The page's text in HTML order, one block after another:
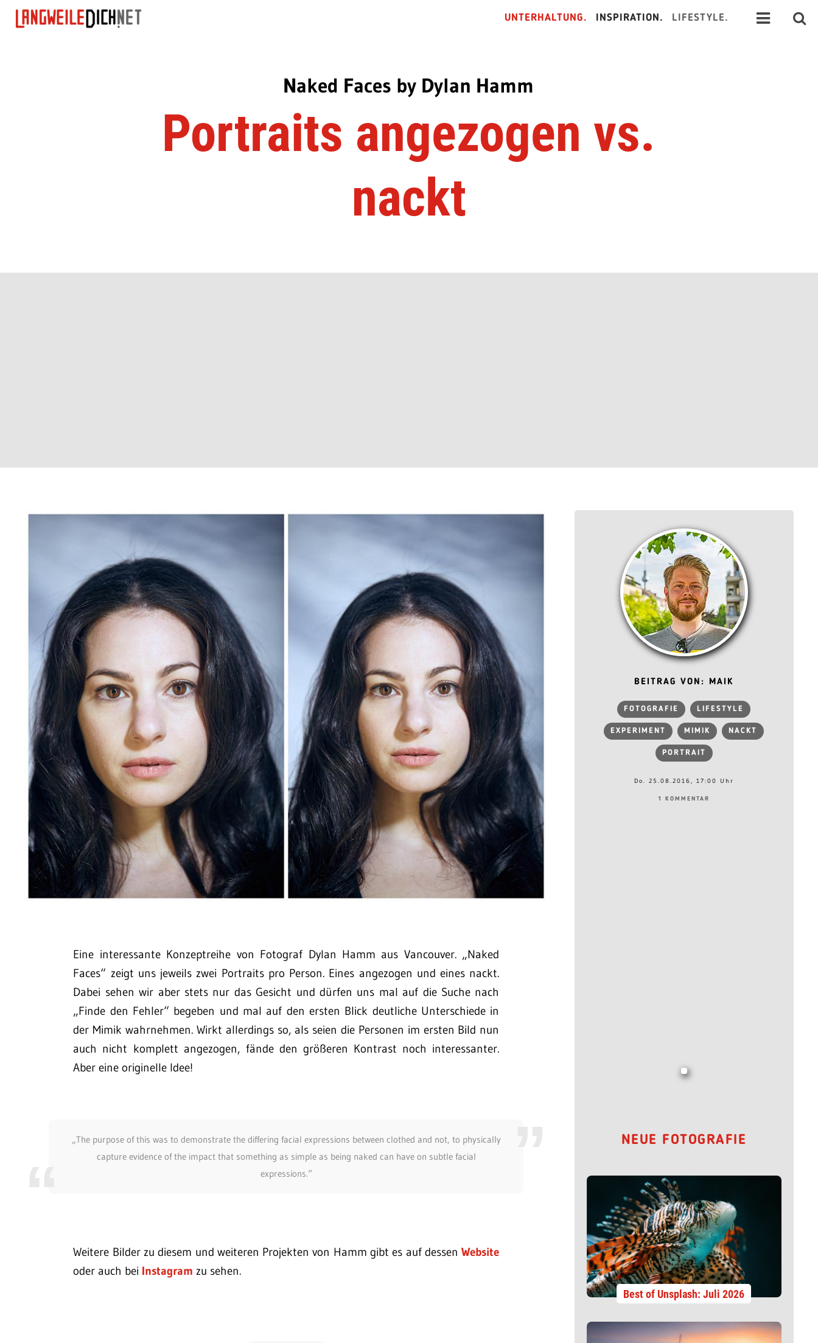
UNTERHALTUNG. INSPIRATION. LIFESTYLE.
Naked Faces by Dylan Hamm
Portraits angezogen vs.
nackt
Eine interessante Konzeptreihe von Fotograf Dylan Hamm aus Vancouver. „Naked
Faces“ zeigt uns jeweils zwei Portraits pro Person. Eines angezogen und eines nackt.
Dabei sehen wir aber stets nur das Gesicht und dürfen uns mal auf die Suche nach
„Finde den Fehler“ begeben und mal auf den ersten Blick deutliche Unterschiede in
der Mimik wahrnehmen. Wirkt allerdings so, als seien die Personen im ersten Bild nun
auch nicht komplett angezogen, fände den größeren Kontrast noch interessanter.
Aber eine originelle Idee!
„The purpose of this was to demonstrate the differing facial expressions between clothed and not, to physically
capture evidence of the impact that something as simple as being naked can have on subtle facial
expressions.“
Weitere Bilder zu diesem und weiteren Projekten von Hamm gibt es auf dessenWebsite
oder auch bei Instagram zu sehen.
BEITRAG VON: MAIK
FOTOGRAFIE LIFESTYLE
EXPERIMENT MIMIK NACKT
PORTRAIT
Do. 25.08.2016, 17:00 Uhr
1 KOMMENTAR
NEUE FOTOGRAFIE
Best of Unsplash: Juli 2026